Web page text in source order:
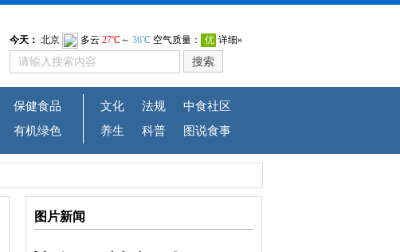
保健食品
有机绿色
文化 法规
中食社区
养生
科普 图说食事